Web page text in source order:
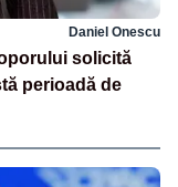
Daniel Onescu
solicită
perioadă de